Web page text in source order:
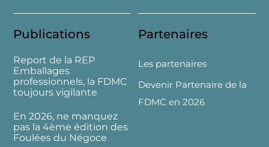
Publications
Report de la REP
Emballages
professionnels, la FDMC
toujours vigilante
En 2026, ne manquez
pas la 4ème édition des
Foulées du Négoce
Partenaires
Les partenaires
Devenir Partenaire de la
FDMC en 2026